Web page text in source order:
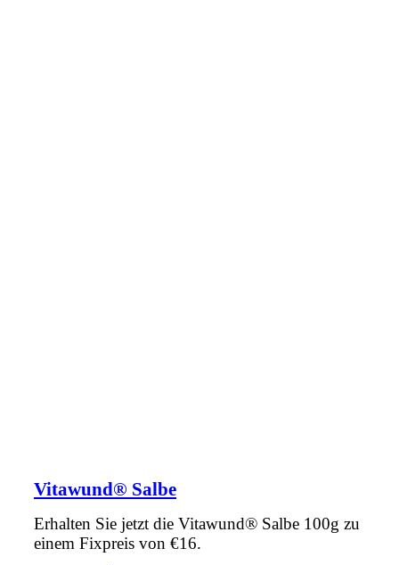
Vitawund® Salbe
Erhalten Sie jetzt die Vitawund® Salbe 100g zu
einem Fixpreis von €16.